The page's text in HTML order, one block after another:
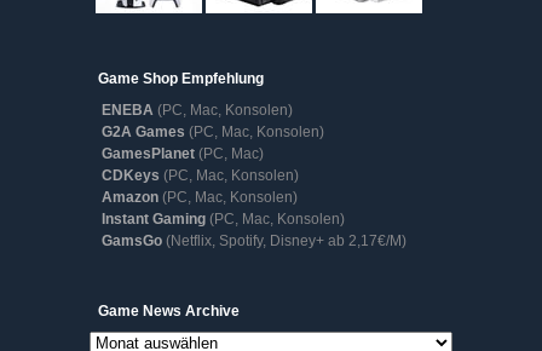
Game Shop Empfehlung
ENEBA (PC, Mac, Konsolen)
G2A Games (PC, Mac, Konsolen)
GamesPlanet (PC, Mac)
CDKeys (PC, Mac, Konsolen)
Amazon (PC, Mac, Konsolen)
Instant Gaming (PC, Mac, Konsolen)
GamsGo (Netflix, Spotify, Disney+ ab 2,17€/M)
Game News ArchiveGame
News